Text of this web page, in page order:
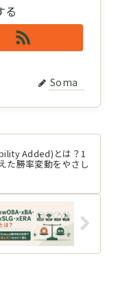
る
Soma
Added)とは？1
た勝率変動をやさし